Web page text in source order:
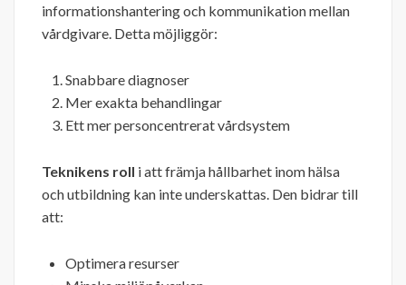
informationshantering och kommunikation mellan
vårdgivare. Detta möjliggör:
Snabbare diagnoser
Mer exakta behandlingar
Ett mer personcentrerat vårdsystem
Teknikens roll i att främja hållbarhet inom hälsa
och utbildning kan inte underskattas. Den bidrar till
att:
Optimera resurser